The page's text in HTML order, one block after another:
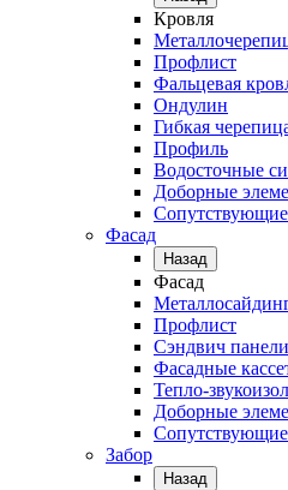
Кровля
Профлист
Фальцевая
Ондулин
Гибкая
Профиль
Водосточные
Доборные
Фасад
Назад
Фасад
Профлист
Сэндвич панели
Фасадные
Тепло-
Доборные
Забор
Назад